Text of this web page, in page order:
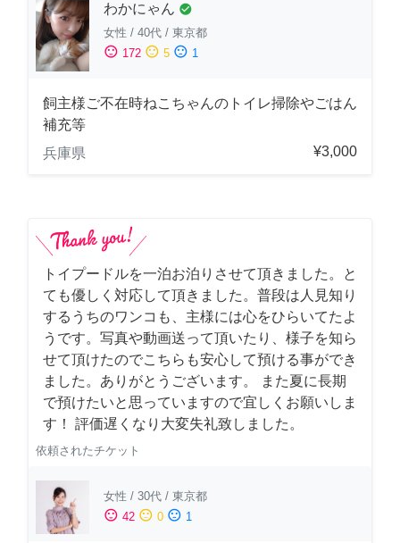
わかにゃん check_circle
女性 / 40代 / 東京都
sentiment_satisfied 172 sentiment_neutral 5 sentiment_dissatisfied 1
飼主様ご不在時ねこちゃんのトイレ掃除やごはん
補充等
兵庫県
¥3,000
トイプードルを一泊お泊りさせて頂きました。と
ても優しく対応して頂きました。普段は人見知り
するうちのワンコも、主様には心をひらいてたよ
うです。写真や動画送って頂いたり、様子を知ら
せて頂けたのでこちらも安心して預ける事ができ
ました。ありがとうございます。 また夏に長期
で預けたいと思っていますので宜しくお願いしま
す！ 評価遅くなり大変失礼致しました。
依頼されたチケット
女性 / 30代 / 東京都
sentiment_satisfied 42 sentiment_neutral 0 sentiment_dissatisfied 1